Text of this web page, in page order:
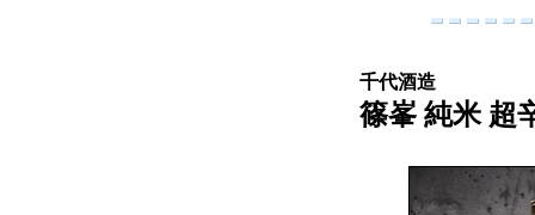
千代酒造
篠峯 純米 超